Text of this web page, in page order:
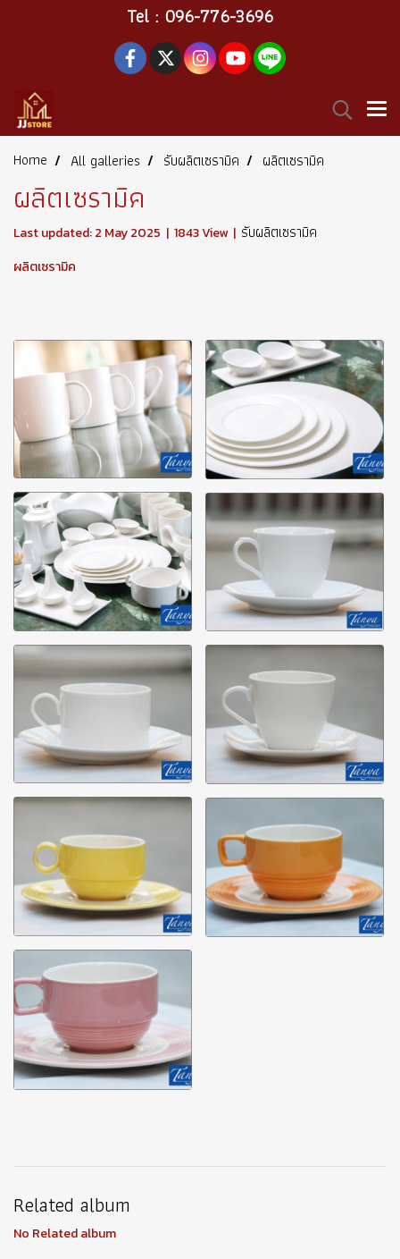
Tel : 096-776-3696
Home All galleries รับผลิตเซรามิค ผลิตเซรามิค
ผลิตเซรามิค
Last updated: 2 May 2025 | 1843 View | รับผลิตเซรามิค
ผลิตเซรามิค
Related album
No Related album